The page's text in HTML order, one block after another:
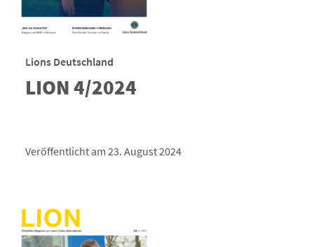
Lions Deutschland
LION 4/2024
Veröffentlicht am 23. August 2024